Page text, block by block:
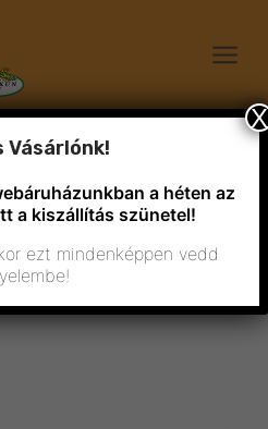
Vásárlónk!
a héten az
a kiszállítás szünetel!
ezt mindenképpen vedd
X